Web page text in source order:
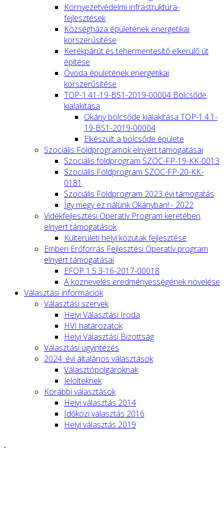
Környezetvédelmi infrastruktúra-
fejlesztések
Községháza épületének energetikai
korszerűsítése
Kerékpárút és tehermentesítő elkerülő út
építése
Óvoda épületének energetikai
korszerűsítése
TOP-1.41-19-BS1-2019-00004 Bölcsőde
kialakítása
Okány bölcsőde kialakítása TOP-1.4.1-
19-BS1-2019-00004
Elkészült a bölcsőde épülete
Szociális Földprogramok elnyert támogatásai
Szociális földprogram SZOC-FP-19-KK-0013
Szociális Földprogram SZOC-FP-20-KK-
0181
Szociális Földprogram 2023 évi támogatás
Így megy ez nálunk Okányban! - 2022
Vidékfejlesztési Operatív Program keretében
elnyert támogatások
Külterületi helyi közutak fejlesztése
Emberi Erőforrás Fejlesztési Operatív program
elnyert támogatásai
EFOP 1.5.3-16-2017-00018
A köznevelés eredményességének növelése
Választási információk
Választási szervek
Helyi Választási Iroda
HVI határozatok
Helyi Választási Bizottság
Választási ügyintézés
2024. évi általános választások
Választópolgároknak
Jelölteknek
Korábbi választások
Helyi választás 2014
Időközi választás 2016
Helyi választás 2019